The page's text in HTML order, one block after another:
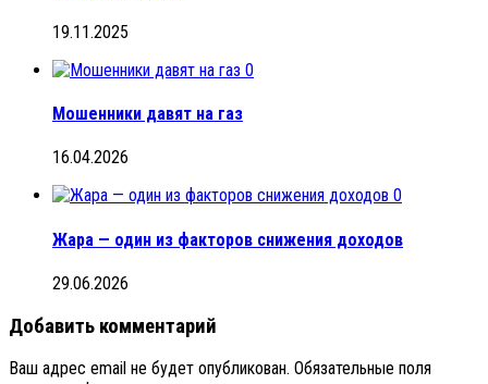
19.11.2025
0
Мошенники давят на газ
16.04.2026
0
Жара — один из факторов снижения доходов
29.06.2026
Добавить комментарий
Ваш адрес email не будет опубликован. Обязательные поля